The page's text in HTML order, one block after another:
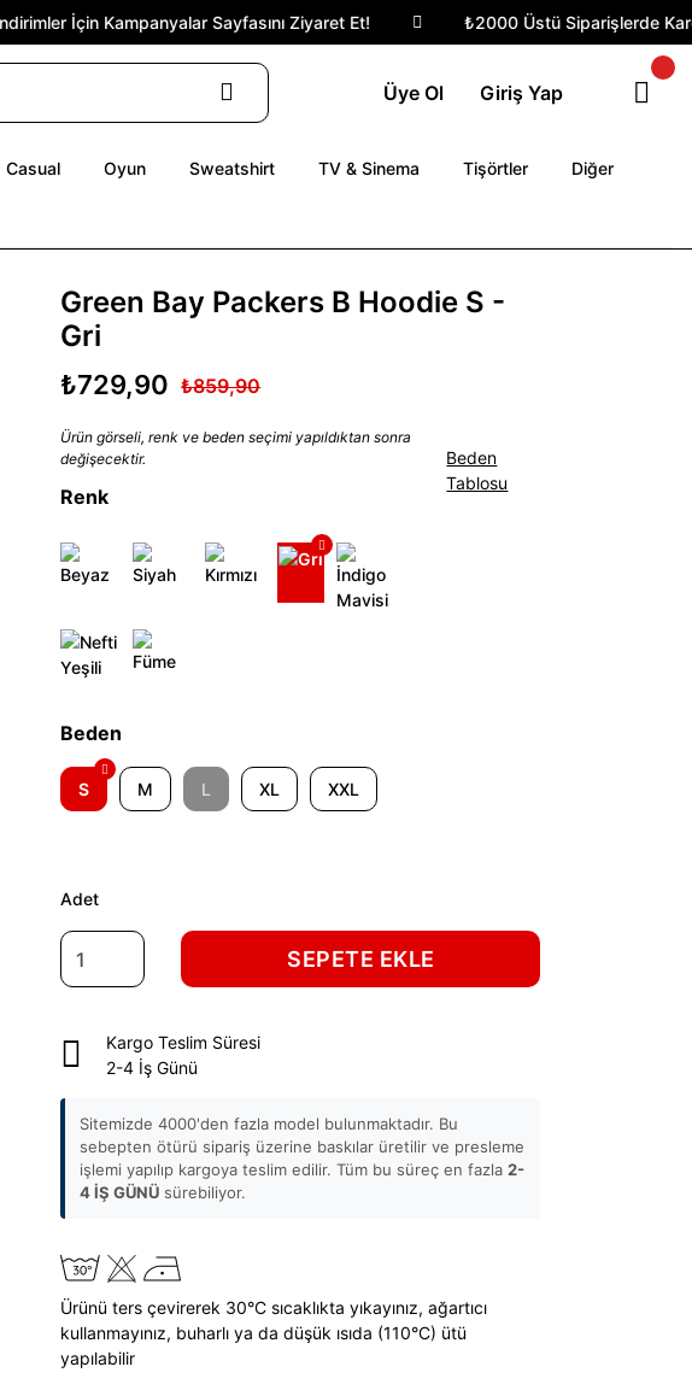
İçin Kampanyalar Sayfasını Ziyaret Et! ₺2000 Üstü Siparişlerde
Üye Ol Giriş Yap
Casual Oyun Sweatshirt TV & Sinema Tişörtler Diğer
Green Bay Packers B Hoodie S -
Gri
₺729,90 ₺859,90
Ürün görseli, renk ve beden seçimi yapıldıktan sonra
değişecektir.
Renk
Beden
S M L XL XXL
Beden
Tablosu
Adet
SEPETE EKLE
Kargo Teslim Süresi
2-4 İş Günü
Sitemizde 4000'den fazla model bulunmaktadır. Bu
sebepten ötürü sipariş üzerine baskılar üretilir ve presleme
işlemi yapılıp kargoya teslim edilir. Tüm bu süreç en fazla2-
4 İŞ GÜNÜ sürebiliyor.
Ürünü ters çevirerek 30°C sıcaklıkta yıkayınız, ağartıcı
kullanmayınız, buharlı ya da düşük ısıda (110°C) ütü
yapılabilir